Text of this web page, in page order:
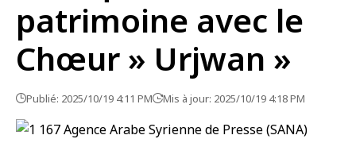
patrimoine avec le
Chœur » Urjwan »
Publié: 2025/10/19 4:11 PM Mis à jour: 2025/10/19 4:18 PM